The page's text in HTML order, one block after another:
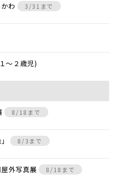
わ 3/31まで
～２歳児)
8/18まで
」 8/3まで
屋外写真展 8/18まで